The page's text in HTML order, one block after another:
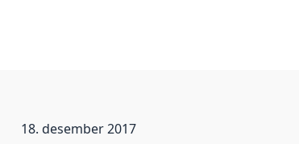
18. desember 2017